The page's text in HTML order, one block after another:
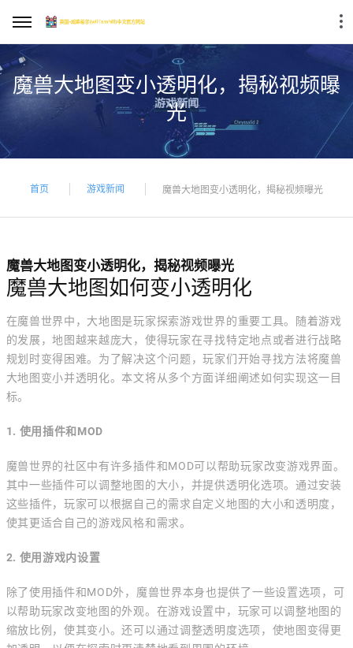
魔兽大地图变小透明化，揭秘视频曝
光
首页 游戏新闻 魔兽大地图变小透明化，揭秘视频曝光
魔兽大地图变小透明化，揭秘视频曝光
魔兽大地图如何变小透明化
在魔兽世界中，大地图是玩家探索游戏世界的重要工具。随着游戏
的发展，地图越来越庞大，使得玩家在寻找特定地点或者进行战略
规划时变得困难。为了解决这个问题，玩家们开始寻找方法将魔兽
大地图变小并透明化。本文将从多个方面详细阐述如何实现这一目
标。
1. 使用插件和MOD
魔兽世界的社区中有许多插件和MOD可以帮助玩家改变游戏界面。
其中一些插件可以调整地图的大小，并提供透明化选项。通过安装
这些插件，玩家可以根据自己的需求自定义地图的大小和透明度，
使其更适合自己的游戏风格和需求。
2. 使用游戏内设置
除了使用插件和MOD外，魔兽世界本身也提供了一些设置选项，可
以帮助玩家改变地图的外观。在游戏设置中，玩家可以调整地图的
缩放比例，使其变小。还可以通过调整透明度选项，使地图变得更